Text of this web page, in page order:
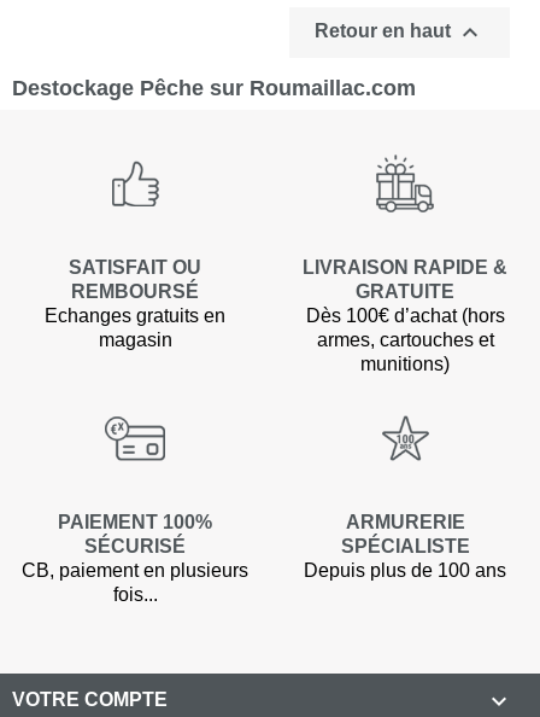
Retour en haut 
Destockage Pêche sur Roumaillac.com
SATISFAIT OU
REMBOURSÉ
Echanges gratuits en
magasin
LIVRAISON RAPIDE &
GRATUITE
Dès 100€ d’achat (hors
armes, cartouches et
munitions)
PAIEMENT 100%
SÉCURISÉ
CB, paiement en plusieurs
fois...
ARMURERIE
SPÉCIALISTE
Depuis plus de 100 ans
VOTRE COMPTE 